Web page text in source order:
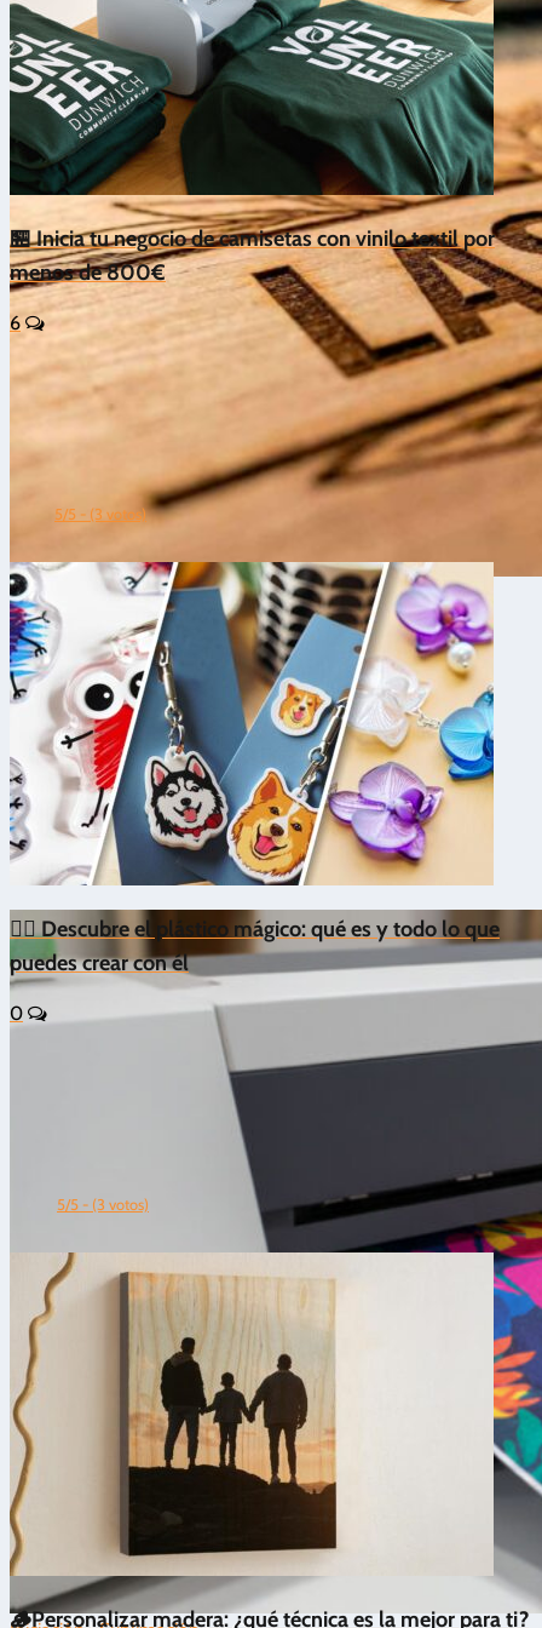
Grabado y corte láser|Iniciación | 8
4.5/5 - (12 votos)
🔥 ¿Qué tipo de láser necesitas
realmente para tu negocio?
🏪 Inicia tu negocio de camisetas con vinilo textil por
menos de 800€
6
5/5 - (3 votos)
🧙‍♂️ Descubre el plástico mágico: qué es y todo lo que
puedes crear con él
0
5/5 - (3 votos)
🪵Personalizar madera: ¿qué técnica es la mejor para ti?